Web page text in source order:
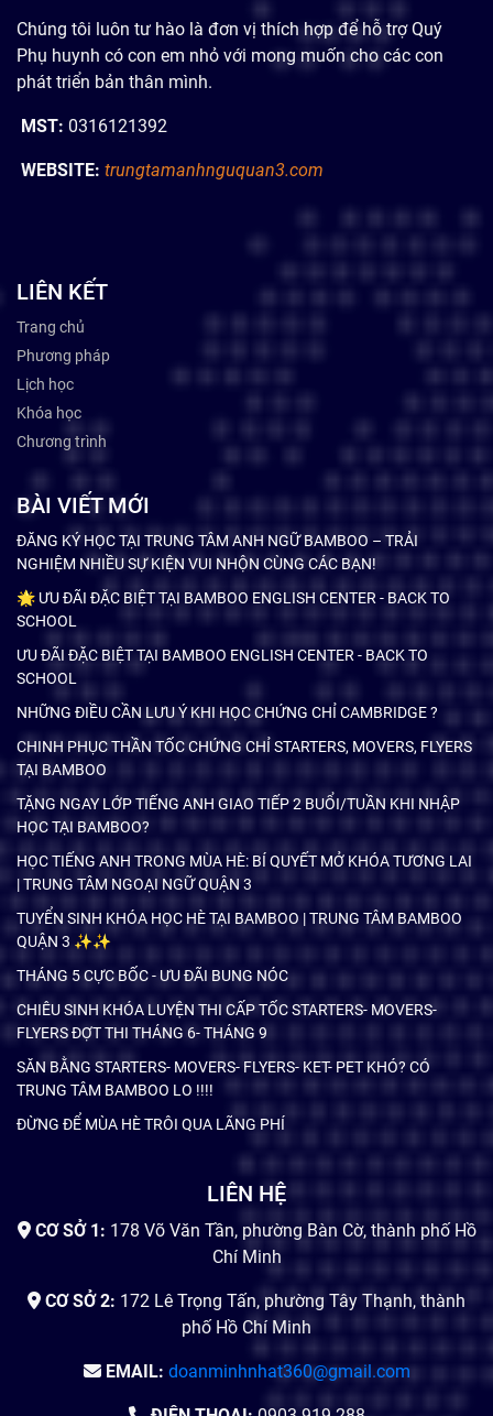
Chúng tôi luôn tư hào là đơn vị thích hợp để hỗ trợ Quý
Phụ huynh có con em nhỏ với mong muốn cho các con
phát triển bản thân mình.
MST: 0316121392
WEBSITE: trungtamanhnguquan3.com
LIÊN KẾT
Trang chủ
Phương pháp
Lịch học
Khóa học
Chương trình
BÀI VIẾT MỚI
ĐĂNG KÝ HỌC TẠI TRUNG TÂM ANH NGỮ BAMBOO – TRẢI
NGHIỆM NHIỀU SỰ KIỆN VUI NHỘN CÙNG CÁC BẠN!
🌟 ƯU ĐÃI ĐẶC BIỆT TẠI BAMBOO ENGLISH CENTER - BACK TO
SCHOOL
ƯU ĐÃI ĐẶC BIỆT TẠI BAMBOO ENGLISH CENTER - BACK TO
SCHOOL
NHỮNG ĐIỀU CẦN LƯU Ý KHI HỌC CHỨNG CHỈ CAMBRIDGE ?
CHINH PHỤC THẦN TỐC CHỨNG CHỈ STARTERS, MOVERS, FLYERS
TẠI BAMBOO
TẶNG NGAY LỚP TIẾNG ANH GIAO TIẾP 2 BUỔI/TUẦN KHI NHẬP
HỌC TẠI BAMBOO?
HỌC TIẾNG ANH TRONG MÙA HÈ: BÍ QUYẾT MỞ KHÓA TƯƠNG LAI
| TRUNG TÂM NGOẠI NGỮ QUẬN 3
TUYỂN SINH KHÓA HỌC HÈ TẠI BAMBOO | TRUNG TÂM BAMBOO
QUẬN 3 ✨✨
THÁNG 5 CỰC BỐC - ƯU ĐÃI BUNG NÓC
CHIÊU SINH KHÓA LUYỆN THI CẤP TỐC STARTERS- MOVERS-
FLYERS ĐỢT THI THÁNG 6- THÁNG 9
SĂN BẰNG STARTERS- MOVERS- FLYERS- KET- PET KHÓ? CÓ
TRUNG TÂM BAMBOO LO !!!!
ĐỪNG ĐỂ MÙA HÈ TRÔI QUA LÃNG PHÍ
LIÊN HỆ
CƠ SỞ 1: 178 Võ Văn Tần, phường Bàn Cờ, thành phố Hồ
Chí Minh
CƠ SỞ 2: 172 Lê Trọng Tấn, phường Tây Thạnh, thành
phố Hồ Chí Minh
EMAIL: doanminhnhat360@gmail.com